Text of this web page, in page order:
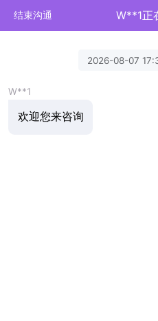
结束沟通 W**1正
2026-08-07
W**1
欢迎您来咨询